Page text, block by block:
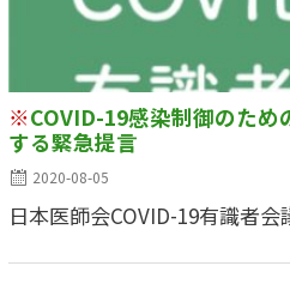
※COVID-19感染制御のため
する緊急提言
2020-08-05
日本医師会COVID-19有識者会